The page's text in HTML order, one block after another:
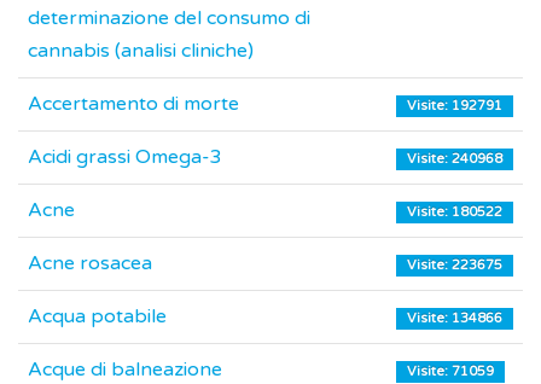
determinazione del consumo di
cannabis (analisi cliniche)
Accertamento di morte Visite: 192791
Acidi grassi Omega-3 Visite: 240968
Acne Visite: 180522
Acne rosacea Visite: 223675
Acqua potabile Visite: 134866
Acque di balneazione Visite: 71059